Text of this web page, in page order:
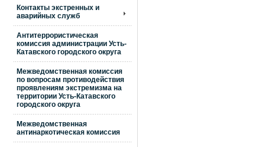
Контакты экстренных и
аварийных служб
Антитеррористическая
комиссия администрации Усть-
Катавского городского округа
Межведомственная комиссия
по вопросам противодействия
проявлениям экстремизма на
территории Усть-Катавского
городского округа
Межведомственная
антинаркотическая комиссия